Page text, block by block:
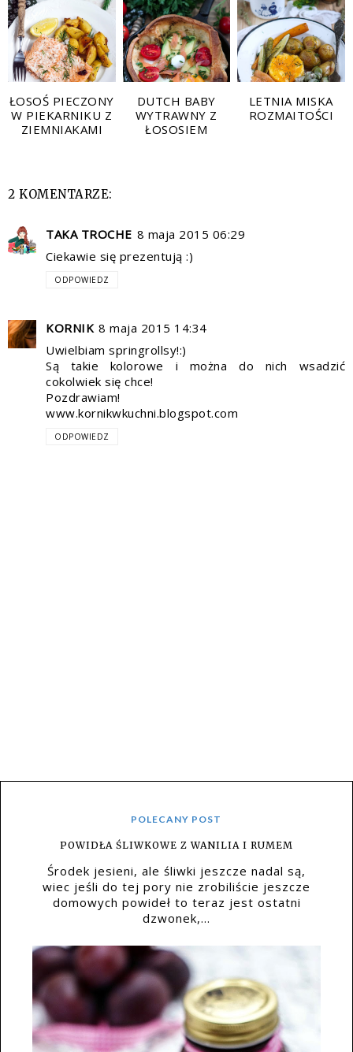
ŁOSOŚ PIECZONY
W PIEKARNIKU Z
ZIEMNIAKAMI
DUTCH BABY
WYTRAWNY Z
ŁOSOSIEM
LETNIA MISKA
ROZMAITOŚCI
2 KOMENTARZE:
TAKA TROCHE 8 maja 2015 06:29
Ciekawie się prezentują :)
ODPOWIEDZ
KORNIK 8 maja 2015 14:34
Uwielbiam springrollsy!:)
Są takie kolorowe i można do nich wsadzić
cokolwiek się chce!
Pozdrawiam!
www.kornikwkuchni.blogspot.com
ODPOWIEDZ
POLECANY POST
POWIDŁA ŚLIWKOWE Z WANILIA I RUMEM
Środek jesieni, ale śliwki jeszcze nadal są,
wiec jeśli do tej pory nie zrobiliście jeszcze
domowych powideł to teraz jest ostatni
dzwonek,...